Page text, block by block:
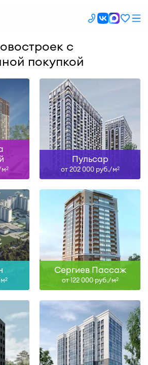
с
покупкой
м2
Пульсар
от 202 000 руб./м2
2
Сергиев Пассаж
от 122 000 руб./м2